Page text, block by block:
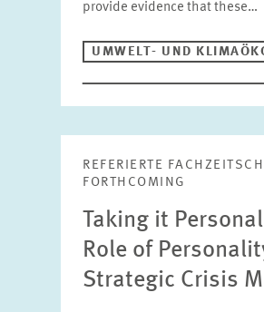
provide evidence that these…
UMWELT- UND
REFERIERTE
FORTHCOMING
Taking it
Role of
Strategic Crisis